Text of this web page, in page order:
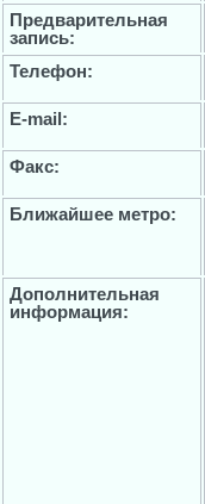
Предварительная
запись:
Телефон:
E-mail:
Факс:
Ближайшее метро:
Дополнительная
информация: